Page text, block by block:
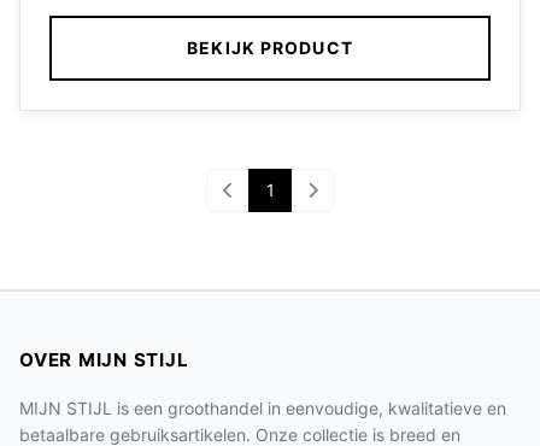
BEKIJK PRODUCT
1
OVER MIJN STIJL
MIJN STIJL is een groothandel in eenvoudige, kwalitatieve en
betaalbare gebruiksartikelen. Onze collectie is breed en